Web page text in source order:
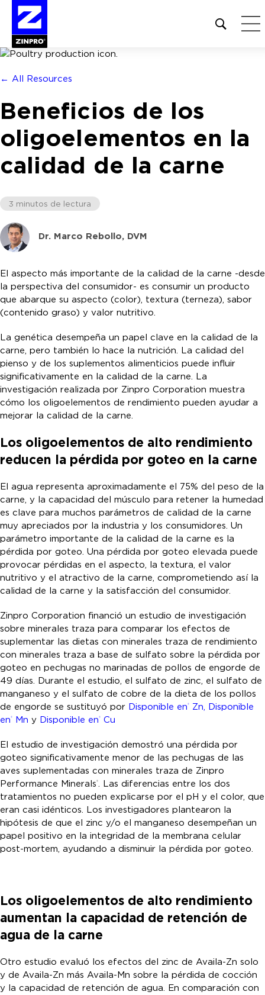
Open
site
← All Resources
Beneficios de los
oligoelementos en la
calidad de la carne
3 minutos de lectura
Dr. Marco Rebollo, DVM
El aspecto más importante de la calidad de la carne -desde
la perspectiva del consumidor- es consumir un producto
que abarque su aspecto (color), textura (terneza), sabor
(contenido graso) y valor nutritivo.
La genética desempeña un papel clave en la calidad de la
carne, pero también lo hace la nutrición. La calidad del
pienso y de los suplementos alimenticios puede influir
significativamente en la calidad de la carne. La
investigación realizada por Zinpro Corporation muestra
cómo los oligoelementos de rendimiento pueden ayudar a
mejorar la calidad de la carne.
Los oligoelementos de alto rendimiento
reducen la pérdida por goteo en la carne
El agua representa aproximadamente el 75% del peso de la
carne, y la capacidad del músculo para retener la humedad
es clave para muchos parámetros de calidad de la carne
muy apreciados por la industria y los consumidores. Un
parámetro importante de la calidad de la carne es la
pérdida por goteo. Una pérdida por goteo elevada puede
provocar pérdidas en el aspecto, la textura, el valor
nutritivo y el atractivo de la carne, comprometiendo así la
calidad de la carne y la satisfacción del consumidor.
Zinpro Corporation financió un estudio de investigación
sobre minerales traza para comparar los efectos de
suplementar las dietas con minerales traza de rendimiento
con minerales traza a base de sulfato sobre la pérdida por
goteo en pechugas no marinadas de pollos de engorde de
49 días. Durante el estudio, el sulfato de zinc, el sulfato de
manganeso y el sulfato de cobre de la dieta de los pollos
de engorde se sustituyó por Disponible en® Zn, Disponible
en® Mn y Disponible en® Cu
El estudio de investigación demostró una pérdida por
goteo significativamente menor de las pechugas de las
aves suplementadas con minerales traza de Zinpro
Performance Minerals®. Las diferencias entre los dos
tratamientos no pueden explicarse por el pH y el color, que
eran casi idénticos. Los investigadores plantearon la
hipótesis de que el zinc y/o el manganeso desempeñan un
papel positivo en la integridad de la membrana celular
post-mortem, ayudando a disminuir la pérdida por goteo.
Los oligoelementos de alto rendimiento
aumentan la capacidad de retención de
agua de la carne
Otro estudio evaluó los efectos del zinc de Availa-Zn solo
y de Availa-Zn más Availa-Mn sobre la pérdida de cocción
y la capacidad de retención de agua. En comparación con